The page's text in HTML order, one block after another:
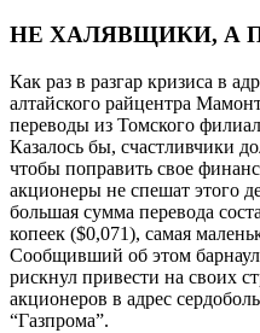
НЕ ХАЛЯВЩИКИ, А
Как раз в разгар кризиса в
алтайского райцентра
переводы из Томского
Казалось бы, счастливчики
чтобы поправить свое
акционеры не спешат этого
большая сумма перевода
копеек ($0,071), самая
Сообщивший об этом
рискнул привести на своих
акционеров в адрес
“Газпрома”.